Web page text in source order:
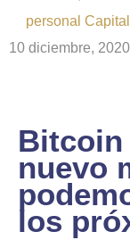
personal
10 diciembre, 2020
Bitcoin
nuevo
los